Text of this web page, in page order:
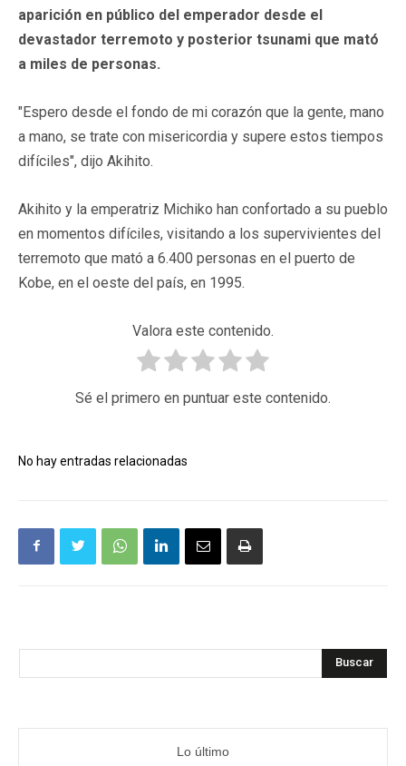
aparición en público del emperador desde el
devastador terremoto y posterior tsunami que mató
a miles de personas.
"Espero desde el fondo de mi corazón que la gente, mano
a mano, se trate con misericordia y supere estos tiempos
difíciles", dijo Akihito.
Akihito y la emperatriz Michiko han confortado a su pueblo
en momentos difíciles, visitando a los supervivientes del
terremoto que mató a 6.400 personas en el puerto de
Kobe, en el oeste del país, en 1995.
Valora este contenido.
Sé el primero en puntuar este contenido.
No hay entradas relacionadas
Buscar
Lo último